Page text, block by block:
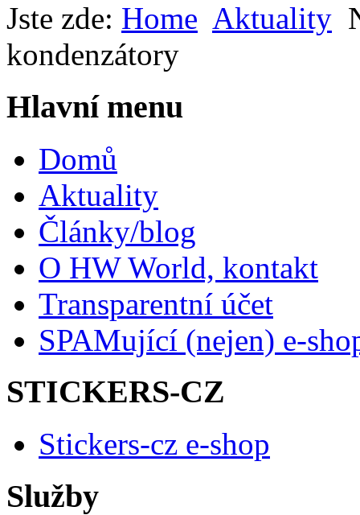
Jste zde: Home Aktuality
kondenzátory
Hlavní menu
Domů
Aktuality
Články/blog
O HW World, kontakt
Transparentní účet
SPAMující (nejen) e-
STICKERS-CZ
Stickers-cz e-shop
Služby